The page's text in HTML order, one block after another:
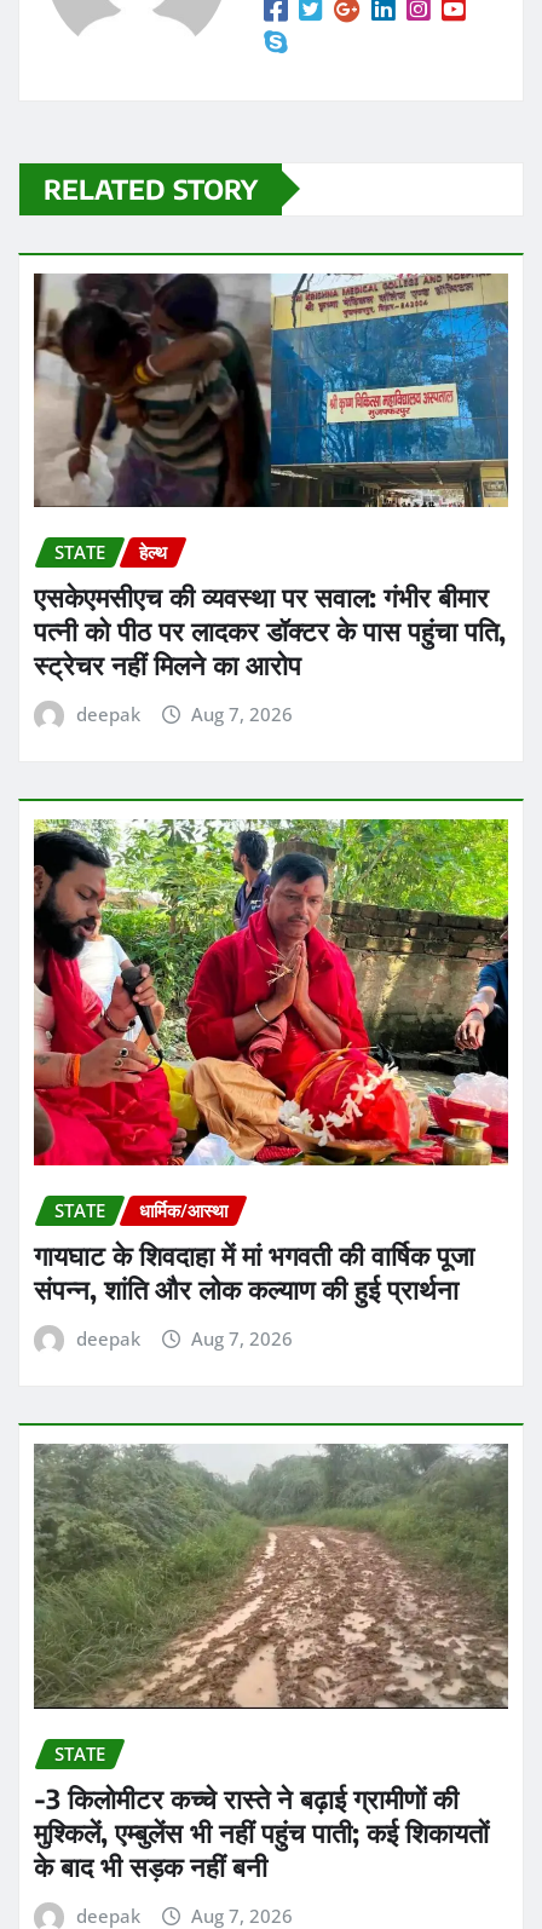
RELATED STORY
STATE हेल्थ
एसकेएमसीएच की व्यवस्था पर सवाल: गंभीर बीमार
पत्नी को पीठ पर लादकर डॉक्टर के पास पहुंचा पति,
स्ट्रेचर नहीं मिलने का आरोप
deepak Aug 7, 2026
STATE धार्मिक/आस्था
गायघाट के शिवदाहा में मां भगवती की वार्षिक पूजा
संपन्न, शांति और लोक कल्याण की हुई प्रार्थना
deepak Aug 7, 2026
STATE
-3 किलोमीटर कच्चे रास्ते ने बढ़ाई ग्रामीणों की
मुश्किलें, एम्बुलेंस भी नहीं पहुंच पाती; कई शिकायतों
के बाद भी सड़क नहीं बनी
deepak Aug 7, 2026